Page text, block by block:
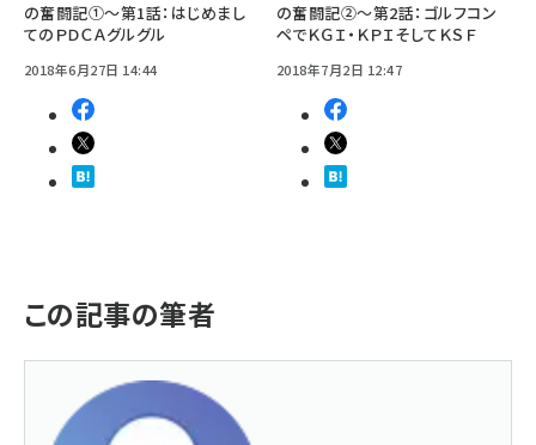
の奮闘記①～第1話：はじめまし
てのＰＤＣＡグルグル
2018年6月27日 14:44
の奮闘記②～第2話：ゴルフコン
ペでＫＧＩ・ＫＰＩそしてＫＳＦ
2018年7月2日 12:47
この記事の筆者